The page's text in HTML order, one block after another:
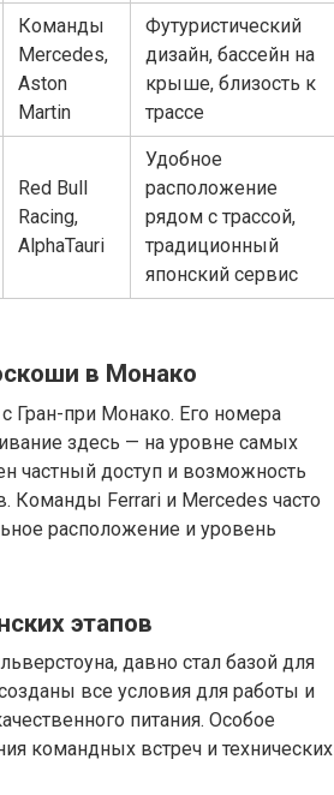
Команды
Mercedes,
Aston
Martin
Футуристический
дизайн, бассейн на
крыше, близость к
трассе
Red Bull
Racing,
AlphaTauri
Удобное
расположение
рядом с трассой,
традиционный
японский сервис
в Монако
Гран-при Монако. Его номера
здесь — на уровне самых
частный доступ и возможность
Команды Ferrari и Mercedes часто
расположение и уровень
этапов
давно стал базой для
все условия для работы и
питания. Особое
командных встреч и технических